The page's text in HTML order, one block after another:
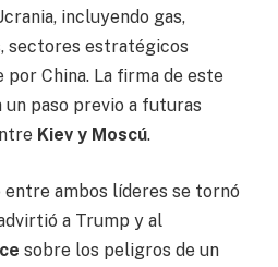
incluyendo gas,
sectores estratégicos
China. La firma de este
un paso previo a futuras
Kiev y Moscú.
entre ambos líderes se tornó
a Trump y al
sobre los peligros de un